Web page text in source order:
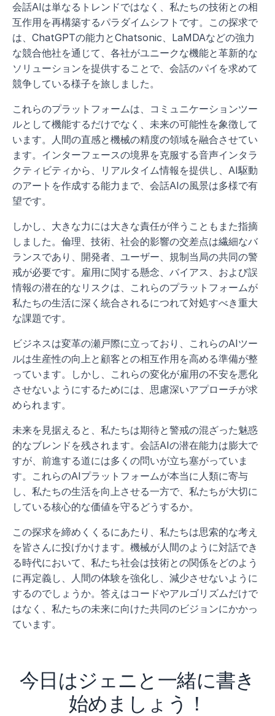
会話AIは単なるトレンドではなく、私たちの技術との相
互作用を再構築するパラダイムシフトです。この探求で
は、ChatGPTの能力とChatsonic、LaMDAなどの強力
な競合他社を通じて、各社がユニークな機能と革新的な
ソリューションを提供することで、会話のパイを求めて
競争している様子を旅しました。
これらのプラットフォームは、コミュニケーションツー
ルとして機能するだけでなく、未来の可能性を象徴して
います。人間の直感と機械の精度の領域を融合させてい
ます。インターフェースの境界を克服する音声インタラ
クティビティから、リアルタイム情報を提供し、AI駆動
のアートを作成する能力まで、会話AIの風景は多様で有
望です。
しかし、大きな力には大きな責任が伴うこともまた指摘
しました。倫理、技術、社会的影響の交差点は繊細なバ
ランスであり、開発者、ユーザー、規制当局の共同の警
戒が必要です。雇用に関する懸念、バイアス、および誤
情報の潜在的なリスクは、これらのプラットフォームが
私たちの生活に深く統合されるにつれて対処すべき重大
な課題です。
ビジネスは変革の瀬戸際に立っており、これらのAIツー
ルは生産性の向上と顧客との相互作用を高める準備が整
っています。しかし、これらの変化が雇用の不安を悪化
させないようにするためには、思慮深いアプローチが求
められます。
未来を見据えると、私たちは期待と警戒の混ざった魅惑
的なブレンドを残されます。会話AIの潜在能力は膨大で
すが、前進する道には多くの問いが立ち塞がっていま
す。これらのAIプラットフォームが本当に人類に寄与
し、私たちの生活を向上させる一方で、私たちが大切に
している核心的な価値を守るどうするか。
この探求を締めくくるにあたり、私たちは思索的な考え
を皆さんに投げかけます。機械が人間のように対話でき
る時代において、私たち社会は技術との関係をどのよう
に再定義し、人間の体験を強化し、減少させないように
するのでしょうか。答えはコードやアルゴリズムだけで
はなく、私たちの未来に向けた共同のビジョンにかかっ
ています。
今日はジェニと一緒に書き
始めましょう！